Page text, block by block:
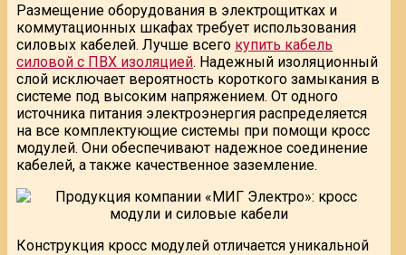
Размещение оборудования в электрощитках и
коммутационных шкафах требует использования
силовых кабелей. Лучше всего купить кабель
силовой с ПВХ изоляцией. Надежный изоляционный
слой исключает вероятность короткого замыкания в
системе под высоким напряжением. От одного
источника питания электроэнергия распределяется
на все комплектующие системы при помощи кросс
модулей. Они обеспечивают надежное соединение
кабелей, а также качественное заземление.
Конструкция кросс модулей отличается уникальной